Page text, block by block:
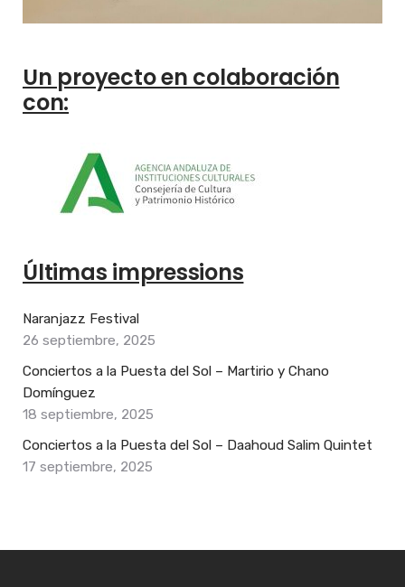
Un proyecto en colaboración
con:
Últimas impressions
Naranjazz Festival
26 septiembre, 2025
Conciertos a la Puesta del Sol – Martirio y Chano
Domínguez
18 septiembre, 2025
Conciertos a la Puesta del Sol – Daahoud Salim Quintet
17 septiembre, 2025